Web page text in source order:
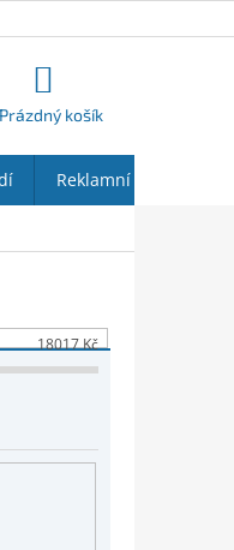
Prázdný košík
Reklamní předměty
18017Kč